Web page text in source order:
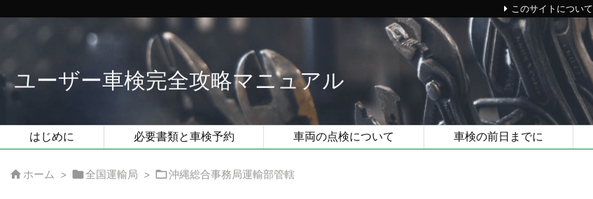
ユーザー車検完全攻略マニュアル
はじめに 必要書類と車検予約 車両の点検について 車検の前日までに
このサイトについて
 ホーム > 全国運輸局 > 沖縄総合事務局運輸部管轄